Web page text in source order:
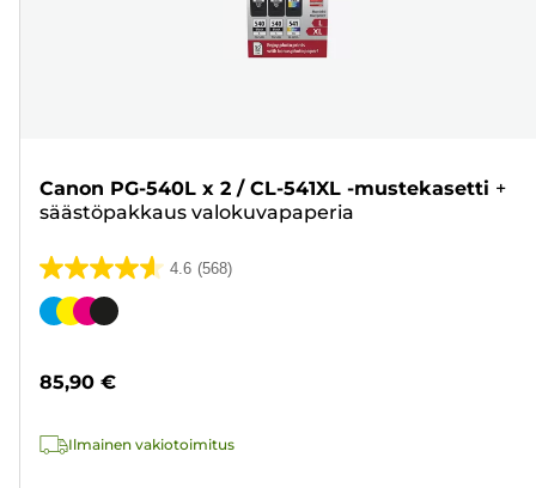
Canon PG-540L x 2 / CL-541XL -mustekasetti +
säästöpakkaus valokuvapaperia
4.6 (568)
4.6/5
tähteä.
Värikasetti
85,90 €
Ilmainen vakiotoimitus